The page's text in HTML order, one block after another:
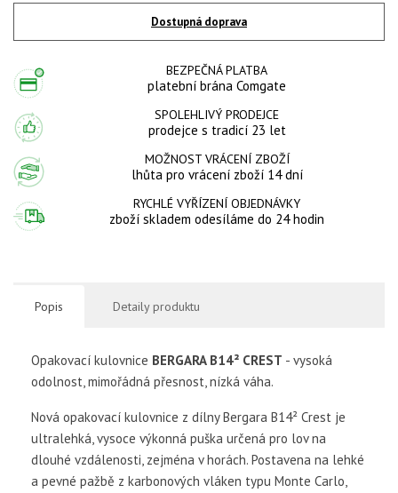
Dostupná doprava
BEZPEČNÁ PLATBA
platební brána Comgate
SPOLEHLIVÝ PRODEJCE
prodejce s tradicí 23 let
MOŽNOST VRÁCENÍ ZBOŽÍ
lhůta pro vrácení zboží 14 dní
RYCHLÉ VYŘÍZENÍ OBJEDNÁVKY
zboží skladem odesíláme do 24 hodin
Popis Detaily produktu
Opakovací kulovnice BERGARA B14² CREST - vysoká
odolnost, mimořádná přesnost, nízká váha.
Nová opakovací kulovnice z dílny Bergara B14² Crest je
ultralehká, vysoce výkonná puška určená pro lov na
dlouhé vzdálenosti, zejména v horách. Postavena na lehké
a pevné pažbě z karbonových vláken typu Monte Carlo,